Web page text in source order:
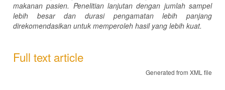
makanan pasien. Penelitian lanjutan dengan jumlah sampel
lebih besar dan durasi pengamatan lebih panjang
direkomendasikan untuk memperoleh hasil yang lebih kuat.
Full text article
Generated from XML file